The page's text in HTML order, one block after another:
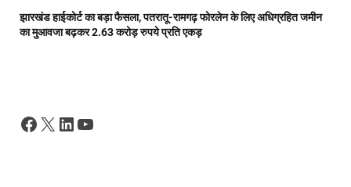
झारखंड हाईकोर्ट का बड़ा फैसला, पतरातू-रामगढ़ फोरलेन के लिए अधिग्रहित जमीन
का मुआवजा बढ़कर 2.63 करोड़ रुपये प्रति एकड़
Facebook
X LinkedIn
YouTube